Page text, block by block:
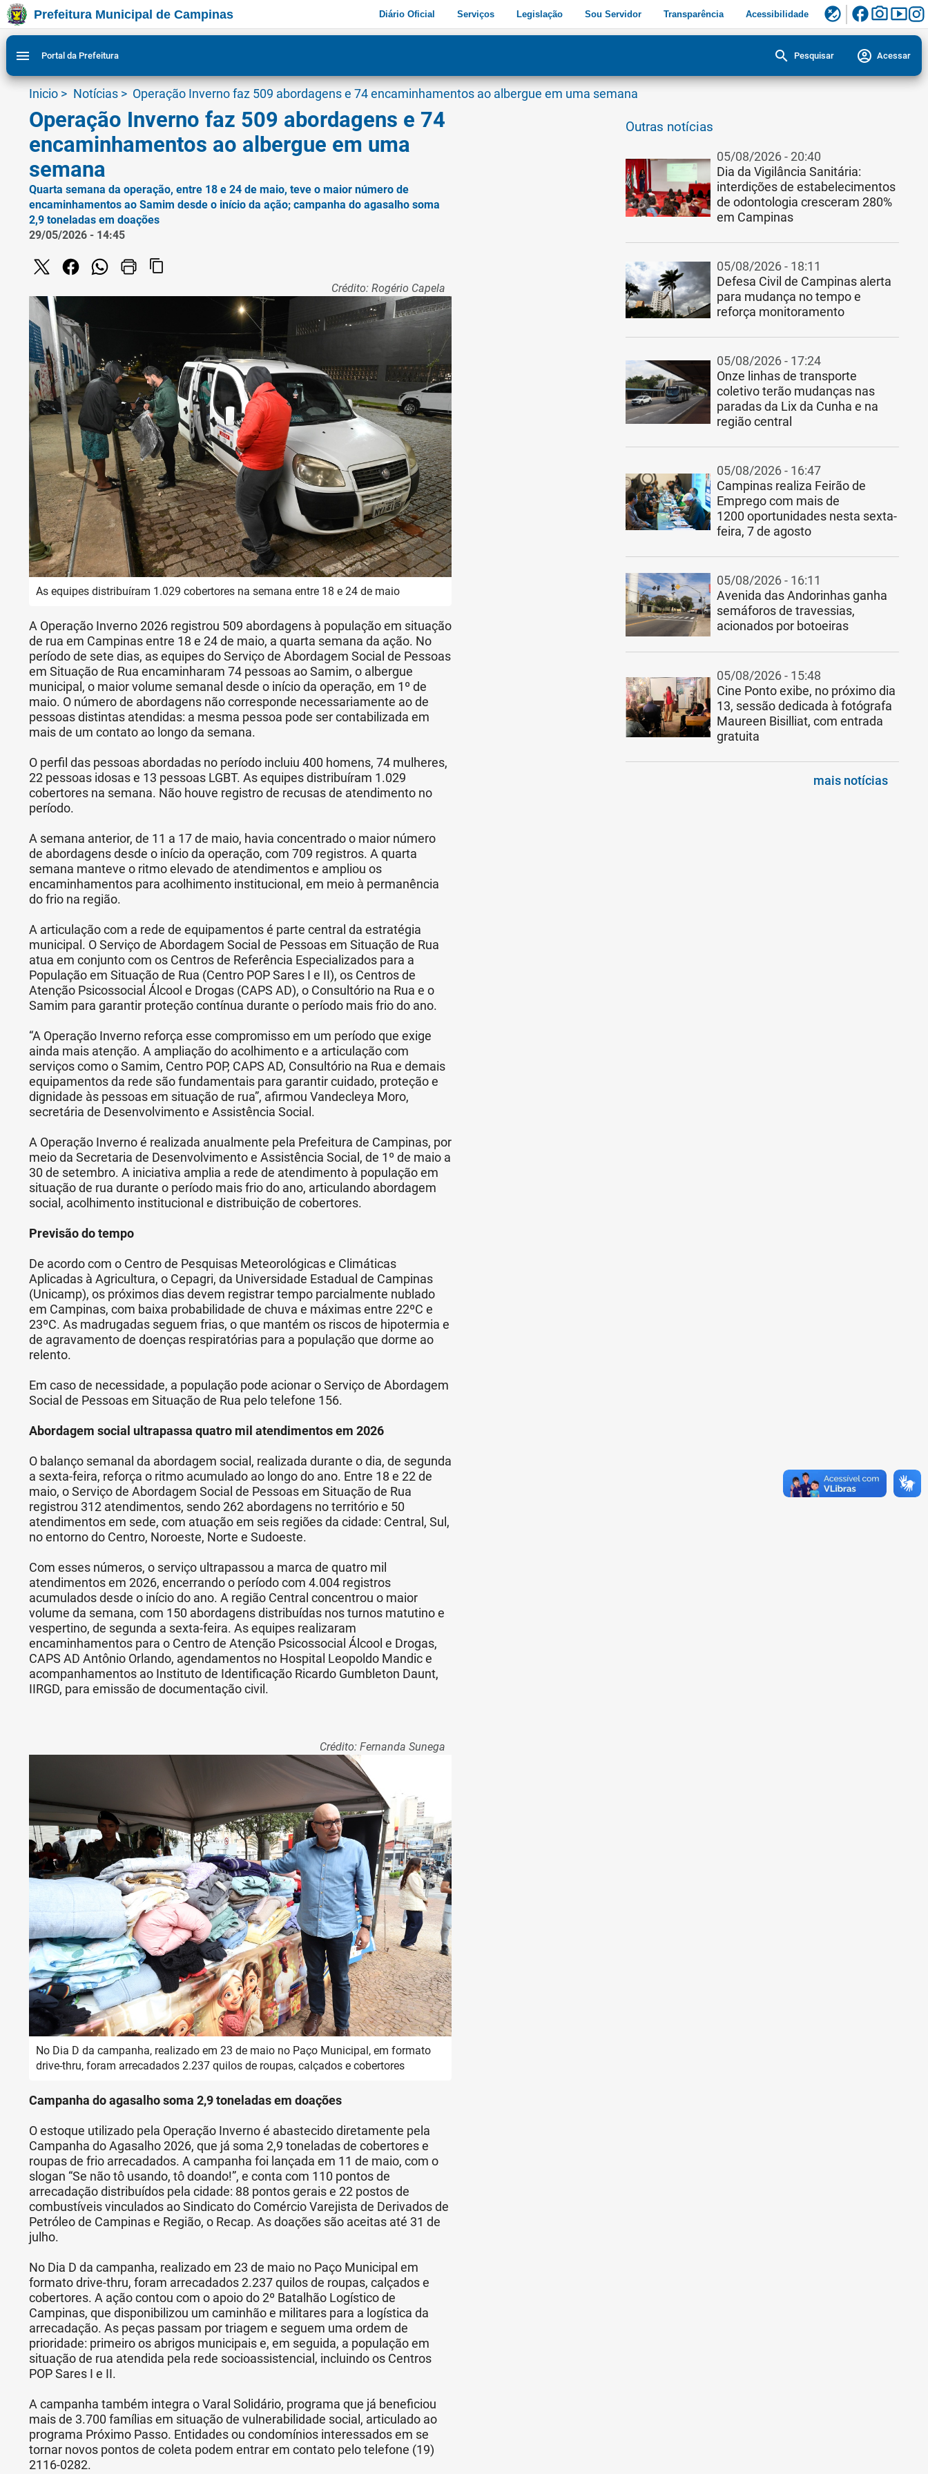
Ir para conteudo 1
Ir para menu do site da Prefeitura de Campinas
Ligar/Desligar contraste visual de tela para acessibilidade
Prefeitura Municipal de Campinas Diário Oficial Serviços Legislação Sou Servidor Transparência Acessibilidade flaky facebookphoto_camerasmart_display
menu Portal da Prefeitura search Pesquisar account_circle Acessar
Inicio > Notícias> Operação Inverno faz 509 abordagens e 74 encaminhamentos ao albergue em uma semana
Operação Inverno faz 509 abordagens e 74
encaminhamentos ao albergue em uma
semana
Quarta semana da operação, entre 18 e 24 de maio, teve o maior número de
encaminhamentos ao Samim desde o início da ação; campanha do agasalho soma
2,9 toneladas em doações
29/05/2026 - 14:45
content_copy
Crédito: Rogério Capela
As equipes distribuíram 1.029 cobertores na semana entre 18 e 24 de maio
A Operação Inverno 2026 registrou 509 abordagens à população em situação
de rua em Campinas entre 18 e 24 de maio, a quarta semana da ação. No
período de sete dias, as equipes do Serviço de Abordagem Social de Pessoas
em Situação de Rua encaminharam 74 pessoas ao Samim, o albergue
municipal, o maior volume semanal desde o início da operação, em 1º de
maio. O número de abordagens não corresponde necessariamente ao de
pessoas distintas atendidas: a mesma pessoa pode ser contabilizada em
mais de um contato ao longo da semana.
O perfil das pessoas abordadas no período incluiu 400 homens, 74 mulheres,
22 pessoas idosas e 13 pessoas LGBT. As equipes distribuíram 1.029
cobertores na semana. Não houve registro de recusas de atendimento no
período.
A semana anterior, de 11 a 17 de maio, havia concentrado o maior número
de abordagens desde o início da operação, com 709 registros. A quarta
semana manteve o ritmo elevado de atendimentos e ampliou os
encaminhamentos para acolhimento institucional, em meio à permanência
do frio na região.
A articulação com a rede de equipamentos é parte central da estratégia
municipal. O Serviço de Abordagem Social de Pessoas em Situação de Rua
atua em conjunto com os Centros de Referência Especializados para a
População em Situação de Rua (Centro POP Sares I e II), os Centros de
Atenção Psicossocial Álcool e Drogas (CAPS AD), o Consultório na Rua e o
Samim para garantir proteção contínua durante o período mais frio do ano.
“A Operação Inverno reforça esse compromisso em um período que exige
ainda mais atenção. A ampliação do acolhimento e a articulação com
serviços como o Samim, Centro POP, CAPS AD, Consultório na Rua e demais
equipamentos da rede são fundamentais para garantir cuidado, proteção e
dignidade às pessoas em situação de rua”, afirmou Vandecleya Moro,
secretária de Desenvolvimento e Assistência Social.
A Operação Inverno é realizada anualmente pela Prefeitura de Campinas, por
meio da Secretaria de Desenvolvimento e Assistência Social, de 1º de maio a
30 de setembro. A iniciativa amplia a rede de atendimento à população em
situação de rua durante o período mais frio do ano, articulando abordagem
social, acolhimento institucional e distribuição de cobertores.
Previsão do tempo
De acordo com o Centro de Pesquisas Meteorológicas e Climáticas
Aplicadas à Agricultura, o Cepagri, da Universidade Estadual de Campinas
(Unicamp), os próximos dias devem registrar tempo parcialmente nublado
em Campinas, com baixa probabilidade de chuva e máximas entre 22ºC e
23ºC. As madrugadas seguem frias, o que mantém os riscos de hipotermia e
de agravamento de doenças respiratórias para a população que dorme ao
relento.
Em caso de necessidade, a população pode acionar o Serviço de Abordagem
Social de Pessoas em Situação de Rua pelo telefone 156.
Abordagem social ultrapassa quatro mil atendimentos em 2026
O balanço semanal da abordagem social, realizada durante o dia, de segunda
a sexta-feira, reforça o ritmo acumulado ao longo do ano. Entre 18 e 22 de
maio, o Serviço de Abordagem Social de Pessoas em Situação de Rua
registrou 312 atendimentos, sendo 262 abordagens no território e 50
atendimentos em sede, com atuação em seis regiões da cidade: Central, Sul,
no entorno do Centro, Noroeste, Norte e Sudoeste.
Com esses números, o serviço ultrapassou a marca de quatro mil
atendimentos em 2026, encerrando o período com 4.004 registros
acumulados desde o início do ano. A região Central concentrou o maior
volume da semana, com 150 abordagens distribuídas nos turnos matutino e
vespertino, de segunda a sexta-feira. As equipes realizaram
encaminhamentos para o Centro de Atenção Psicossocial Álcool e Drogas,
CAPS AD Antônio Orlando, agendamentos no Hospital Leopoldo Mandic e
acompanhamentos ao Instituto de Identificação Ricardo Gumbleton Daunt,
IIRGD, para emissão de documentação civil.
Crédito: Fernanda Sunega
No Dia D da campanha, realizado em 23 de maio no Paço Municipal, em formato
drive-thru, foram arrecadados 2.237 quilos de roupas, calçados e cobertores
Campanha do agasalho soma 2,9 toneladas em doações
O estoque utilizado pela Operação Inverno é abastecido diretamente pela
Campanha do Agasalho 2026, que já soma 2,9 toneladas de cobertores e
roupas de frio arrecadados. A campanha foi lançada em 11 de maio, com o
slogan “Se não tô usando, tô doando!”, e conta com 110 pontos de
arrecadação distribuídos pela cidade: 88 pontos gerais e 22 postos de
combustíveis vinculados ao Sindicato do Comércio Varejista de Derivados de
Petróleo de Campinas e Região, o Recap. As doações são aceitas até 31 de
julho.
No Dia D da campanha, realizado em 23 de maio no Paço Municipal em
formato drive-thru, foram arrecadados 2.237 quilos de roupas, calçados e
cobertores. A ação contou com o apoio do 2º Batalhão Logístico de
Campinas, que disponibilizou um caminhão e militares para a logística da
arrecadação. As peças passam por triagem e seguem uma ordem de
prioridade: primeiro os abrigos municipais e, em seguida, a população em
situação de rua atendida pela rede socioassistencial, incluindo os Centros
POP Sares I e II.
A campanha também integra o Varal Solidário, programa que já beneficiou
mais de 3.700 famílias em situação de vulnerabilidade social, articulado ao
programa Próximo Passo. Entidades ou condomínios interessados em se
tornar novos pontos de coleta podem entrar em contato pelo telefone (19)
2116-0282.
Outras notícias
05/08/2026 - 20:40
Dia da Vigilância Sanitária:
interdições de estabelecimentos
de odontologia cresceram 280%
em Campinas
05/08/2026 - 18:11
Defesa Civil de Campinas alerta
para mudança no tempo e
reforça monitoramento
05/08/2026 - 17:24
Onze linhas de transporte
coletivo terão mudanças nas
paradas da Lix da Cunha e na
região central
05/08/2026 - 16:47
Campinas realiza Feirão de
Emprego com mais de
1200 oportunidades nesta sexta-
feira, 7 de agosto
05/08/2026 - 16:11
Avenida das Andorinhas ganha
semáforos de travessias,
acionados por botoeiras
05/08/2026 - 15:48
Cine Ponto exibe, no próximo dia
13, sessão dedicada à fotógrafa
Maureen Bisilliat, com entrada
gratuita
mais notícias